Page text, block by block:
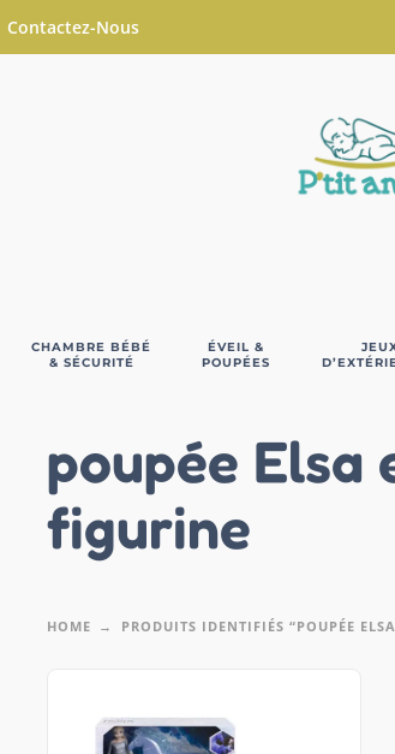
Contactez-Nous
CHAMBRE BÉBÉ
& SÉCURITÉ
ÉVEIL &
POUPÉES
poupée Elsa
figurine
HOME PRODUITS IDENTIFIÉS “POUPÉE